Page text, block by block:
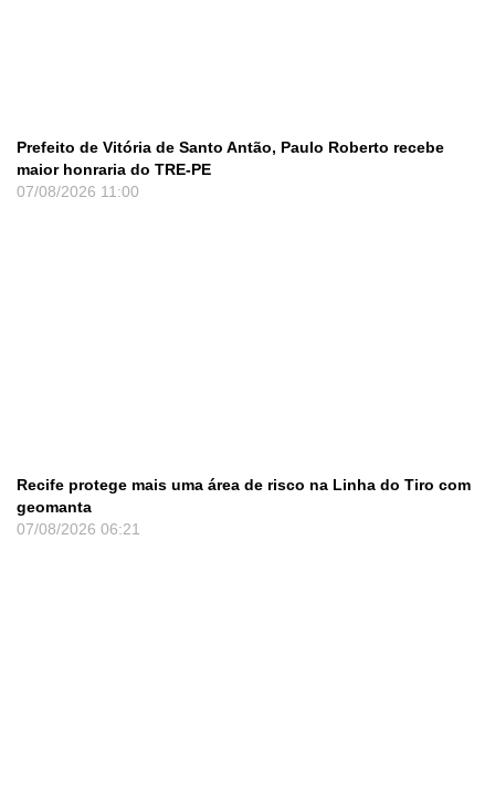
Prefeito de Vitória de Santo Antão, Paulo Roberto recebe
maior honraria do TRE-PE
07/08/2026 11:00
Recife protege mais uma área de risco na Linha do Tiro com
geomanta
07/08/2026 06:21